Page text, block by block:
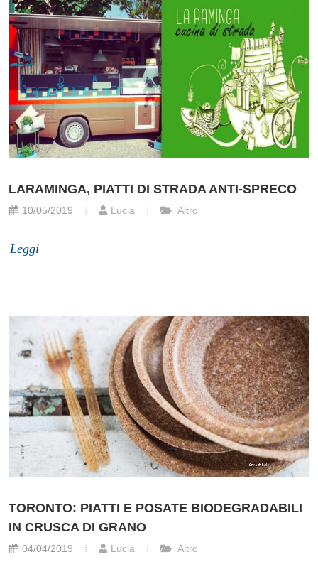
LARAMINGA, PIATTI DI STRADA ANTI-SPRECO
10/05/2019 Lucia Altro
Leggi
TORONTO: PIATTI E POSATE BIODEGRADABILI
IN CRUSCA DI GRANO
04/04/2019 Lucia Altro